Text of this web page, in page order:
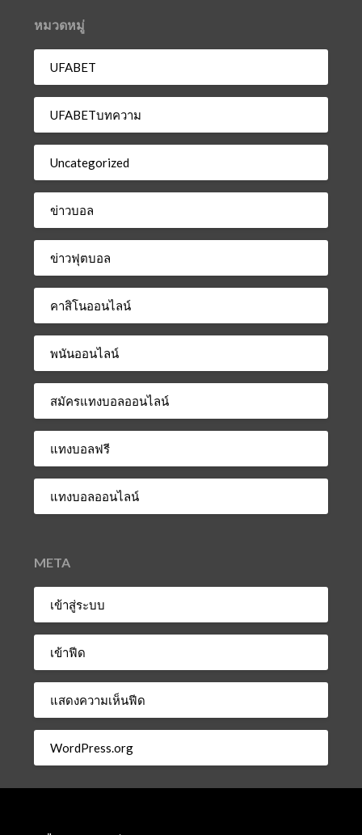
หมวดหมู่
UFABET
UFABETบทความ
Uncategorized
ข่าวบอล
ข่าวฟุตบอล
คาสิโนออนไลน์
พนันออนไลน์
สมัครแทงบอลออนไลน์
แทงบอลฟรี
แทงบอลออนไลน์
META
เข้าสู่ระบบ
เข้าฟีด
แสดงความเห็นฟีด
WordPress.org